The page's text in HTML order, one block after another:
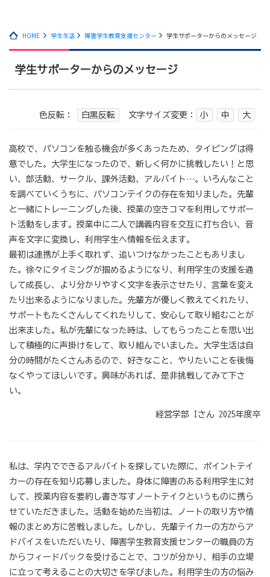
HOME 学生生活 障害学生教育支援センター 学生サポーターからのメッセージ
学生サポーターからのメッセージ
文字サイズ変更： 小 中 大
色反転： 白黒反転
高校で、パソコンを触る機会が多くあったため、タイピングは得
意でした。大学生になったので、新しく何かに挑戦したい！と思
い、部活動、サークル、課外活動、アルバイト…。いろんなこと
を調べていくうちに、パソコンテイクの存在を知りました。先輩
と一緒にトレーニングした後、授業の空きコマを利用してサポー
ト活動をします。授業中に二人で講義内容を交互に打ち合い、音
声を文字に変換し、利用学生へ情報を伝えます。
最初は連携が上手く取れず、追いつけなかったこともありまし
た。徐々にタイミングが掴めるようになり、利用学生の支援を通
して成長し、より分かりやすく文字を表示させたり、言葉を変え
たり出来るようになりました。先輩方が優しく教えてくれたり、
サポートもたくさんしてくれたりして、安心して取り組むことが
出来ました。私が先輩になった時は、してもらったことを思い出
して積極的に声掛けをして、取り組んでいました。大学生活は自
分の時間がたくさんあるので、好きなこと、やりたいことを後悔
なくやってほしいです。興味があれば、是非挑戦してみて下さ
い。
経営学部 Iさん 2025年度卒
私は、学内でできるアルバイトを探していた際に、ポイントテイ
カーの存在を知り応募しました。身体に障害のある利用学生に対
して、授業内容を要約し書き写すノートテイクというものに携ら
せていただきました。活動を始めた当初は、ノートの取り方や情
報のまとめ方に苦戦しました。しかし、先輩テイカーの方からア
ドバイスをいただいたり、障害学生教育支援センターの職員の方
からフィードバックを受けることで、コツが分かり、相手の立場
に立って考えることの大切さを学びました。利用学生の方の悩み